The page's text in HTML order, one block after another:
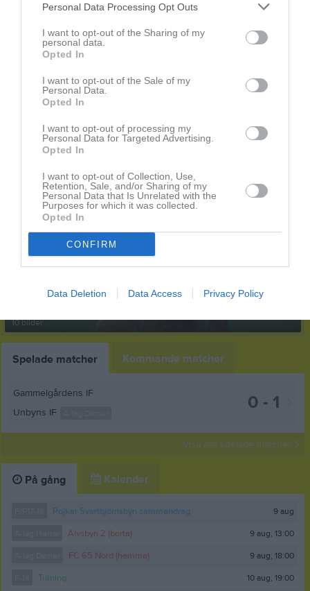
Personal Data Processing Opt Outs
I want to opt-out of the Sharing of my
personal data.
Opted In
I want to opt-out of the Sale of my
Personal Data.
Opted In
I want to opt-out of processing my
Personal Data for Targeted Advertising.
Opted In
I want to opt-out of Collection, Use,
Retention, Sale, and/or Sharing of my
Personal Data that Is Unrelated with the
Purposes for which it was collected.
Opted In
CONFIRM
Data Deletion Data Access Privacy Policy
Senast uppladdade video
F01 tjejligan 2016
Senast uppdaterade album
10 bilder
Spelade matcher Kommande matcher
0 - 1
Gammelgårdens IF
Unbyns IF
Visa alla spelade matcher
På gång Kalender
Pojkar Svartbjörnsbyn sammandrag 9 aug
Älvsbyn 2 (borta) 9 aug, 13:00
FC 65 Nord (hemma) 9 aug, 18:00
Träning 10 aug, 19:00